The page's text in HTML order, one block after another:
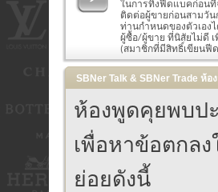
ในการทิ้งฟีดแบคก่อนที่
ติดต่อผู้ขายก่อนสามวัน
ท่านกำหนดของตัวเอง
ผู้ซื้อ/ผู้ขาย ที่นิสัยไม่ดี
(สมาชิกที่มีสิทธิ์เขียนฟี
SBNer Talk & SBNer Trade ห้อ
ห้องพูดคุยพบป
เพื่อหาข้อตกล
ย่อยดังนี้